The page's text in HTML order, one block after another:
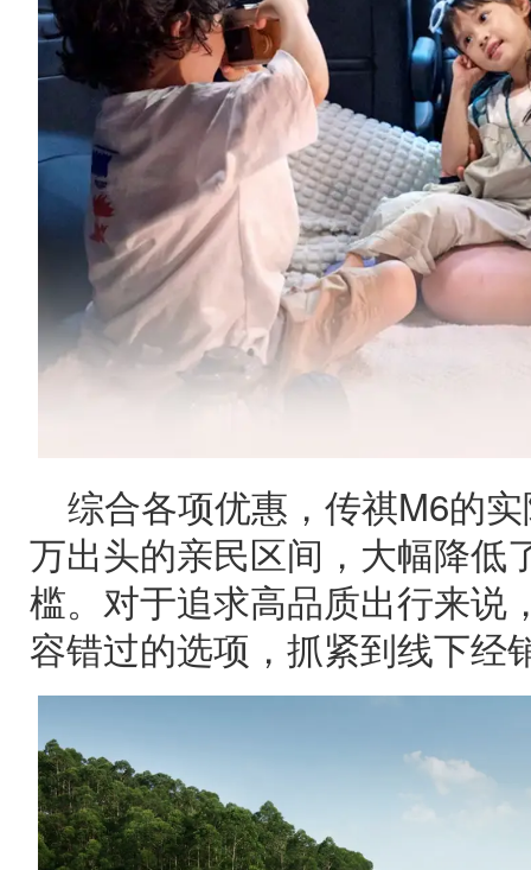
综合各项优惠，传祺M6的
万出头的亲民区间，大幅降低
槛。对于追求高品质出行来说
容错过的选项，抓紧到线下经